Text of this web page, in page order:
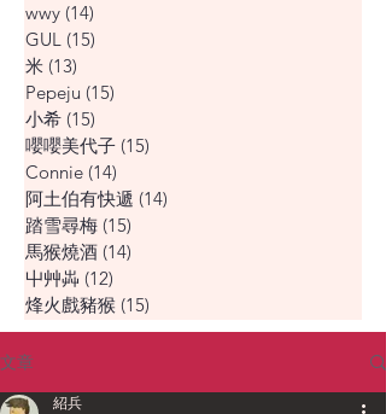
wwy (14)
GUL (15)
米 (13)
Pepeju (15)
小希 (15)
嚶嚶美代子 (15)
Connie (14)
阿土伯有快遞 (14)
踏雪尋梅 (15)
馬猴燒酒 (14)
屮艸芔 (12)
烽火戲豬猴 (15)
文章
紹兵